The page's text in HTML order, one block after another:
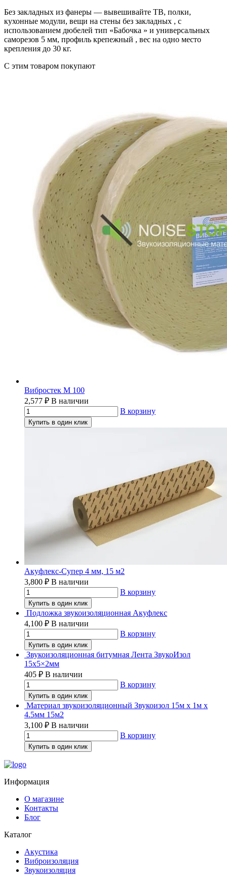
Без закладных из фанеры — вывешивайте ТВ, полки,
кухонные модули, вещи на стены без закладных , с
использованием дюбелей тип «Бабочка » и универсальных
саморезов 5 мм, профиль крепежный , вес на одно место
крепления до 30 кг.
C этим товаром покупают
Вибростек М 100
2,577 ₽ В наличии
В корзину
Купить в один клик
Акуфлекс-Супер 4 мм, 15 м2
3,800 ₽ В наличии
В корзину
Купить в один клик
Подложка звукоизоляционная Акуфлекс
4,100 ₽ В наличии
В корзину
Купить в один клик
Звукоизоляционная битумная Лента ЗвукоИзол
15х5×2мм
405 ₽ В наличии
В корзину
Купить в один клик
Материал звукоизоляционный Звукоизол 15м x 1м х
4.5мм 15м2
3,100 ₽ В наличии
В корзину
Купить в один клик
Информация
О магазине
Контакты
Блог
Каталог
Акустика
Виброизоляция
Звукоизоляция